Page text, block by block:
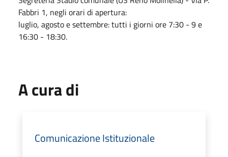
Fabbri 1, negli orari di apertura:
luglio, agosto e settembre: tutti i giorni ore 7:30 - 9 e
16:30 - 18:30.
A cura di
Comunicazione Istituzionale